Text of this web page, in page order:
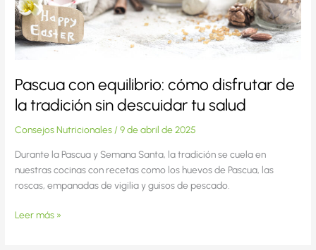
Pascua con equilibrio: cómo disfrutar de
la tradición sin descuidar tu salud
Consejos Nutricionales /9 de abril de 2025
Durante la Pascua y Semana Santa, la tradición se cuela en
nuestras cocinas con recetas como los huevos de Pascua, las
roscas, empanadas de vigilia y guisos de pescado.
tradición
sin
descuidar
tu
Leer más »